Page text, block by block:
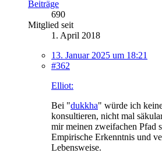
Beiträge
690
Mitglied seit
1. April 2018
13. Januar 2025 um 18:21
#362
Elliot:
Bei "dukkha" würde ich
konsultieren, nicht mal
mir meinen zweifachen Pfad
Empirische Erkenntnis und
Lebensweise.